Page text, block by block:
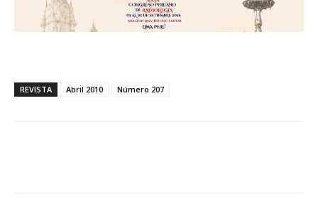
REVISTA Abril 2010 Número 207